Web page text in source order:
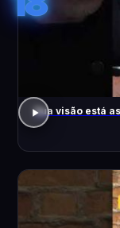
Sua visão está